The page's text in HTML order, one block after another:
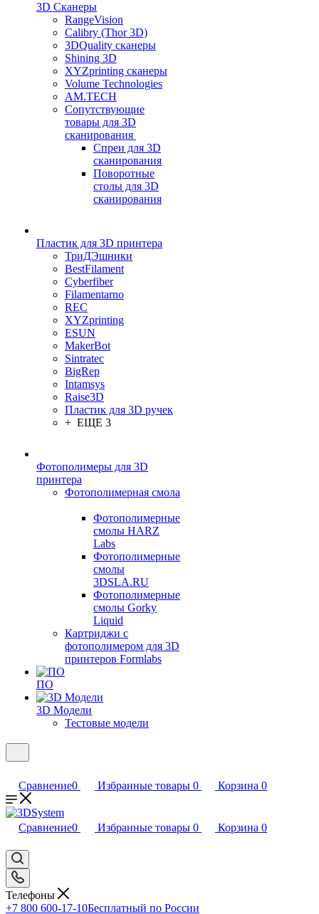
3D Сканеры
RangeVision
Calibry (Thor 3D)
3DQuality сканеры
Shining 3D
XYZprinting сканеры
Volume Technologies
AM.TECH
Сопутствующие
товары для 3D
сканирования
Спреи для 3D
сканирования
Поворотные
столы для 3D
сканирования
Пластик для 3D принтера
ТриДЭшники
BestFilament
Cyberfiber
Filamentarno
REC
XYZprinting
ESUN
MakerBot
Sintratec
BigRep
Intamsys
Raise3D
Пластик для 3D ручек
+ ЕЩЕ 3
Фотополимеры для 3D
принтера
Фотополимерная смола
Фотополимерные
смолы HARZ
Labs
Фотополимерные
смолы
3DSLA.RU
Фотополимерные
смолы Gorky
Liquid
Картриджи с
фотополимером для 3D
принтеров Formlabs
ПО
3D Модели
Тестовые модели
Сравнение0 Избранные товары 0 Корзина 0
Сравнение0 Избранные товары 0 Корзина 0
Телефоны
+7 800 600-17-10Бесплатный по России